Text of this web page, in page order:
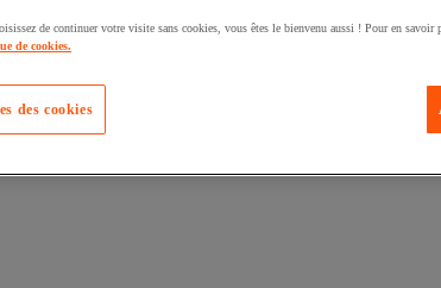
de continuer votre visite sans cookies, vous êtes le bienvenu aussi ! Pour en savoir
de cookies.
des cookies